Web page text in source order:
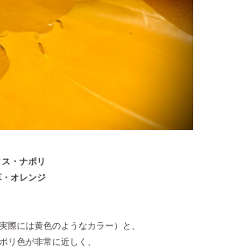
・ナポリ
オレンジ
際には黄色のようなカラー）と、
リ色が非常に近しく、